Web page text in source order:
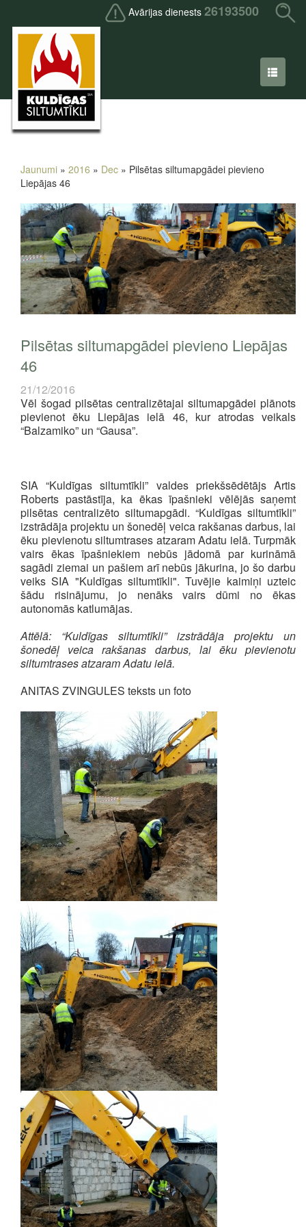
Avārijas dienests 26193500
Jaunumi » 2016 » Dec » Pilsētas siltumapgādei pievieno
Liepājas 46
Pilsētas siltumapgādei pievieno Liepājas
46
21/12/2016
Vēl šogad pilsētas centralizētajai siltumapgādei plānots
pievienot ēku Liepājas ielā 46, kur atrodasveikals
“Balzamiko” un “Gausa”.
SIA “Kuldīgas siltumtīkli” valdes priekšsēdētājs Artis
Roberts pastāstīja, ka ēkas īpašnieki vēlējās saņemt
pilsētas centralizēto siltumapgādi. “Kuldīgas siltumtīkli”
izstrādāja projektu un šonedēļ veica rakšanas darbus, lai
ēku pievienotu siltumtrases atzaram Adatu ielā. Turpmāk
vairs ēkas īpašniekiem nebūs jādomā par kurināmā
sagādi ziemai un pašiem arī nebūs jākurina, jo šo darbu
veiks SIA "Kuldīgas siltumtīkli". Tuvējie kaimiņi uzteic
šādu risinājumu, jo nenāks vairs dūmi no ēkas
autonomās katlumājas.
Attēlā: “Kuldīgas siltumtīkli” izstrādāja projektu un
šonedēļ veica rakšanas darbus, lai ēku pievienotu
siltumtrases atzaram Adatu ielā.
ANITAS ZVINGULES teksts un foto